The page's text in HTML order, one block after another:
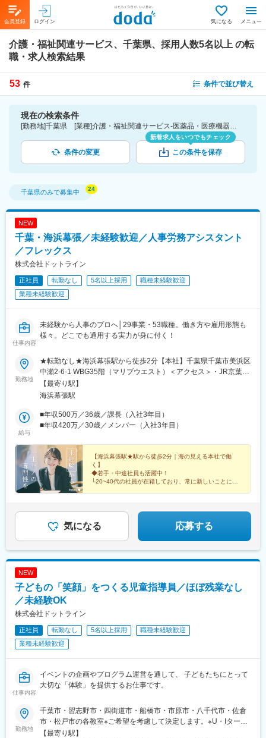
会員登録 ログイン 気になる メニュー
介護・福祉関連サービス、千葉県、採用人数5名以上 の転
職・求人検索結果
53 件 条件で並び替え
現在の検索条件
[勤務地]千葉県 [業種]介護・福祉関連サービス-医薬品・医療機器・ライフサイエンス・医療系サービス [詳細条件](募集・採用情報)採用人数5名以上
条件の変更
新着求人をいつでもチェック
この条件を保存
千葉県のみで募集中
NEW
千葉・海浜幕張／未経験歓迎／人事労務アシスタント
／フレックス
株式会社ドットライン
正社員 転勤なし 5名以上採用
職種未経験歓迎
業種未経験歓迎
仕事内容
未経験から人事のプロへ│29事業・53職種。働き方や雇用形態も
様々。どこでも通用する実力が身に付く！
勤務地
★転勤なし★海浜幕張駅から徒歩2分【本社】千葉県千葉市美浜区
中瀬2-6-1 WBG35階（マリブウエスト）＜アクセス＞・JR京葉線
「海浜幕張駅」南口より徒歩2分◆柔軟な勤務も可能！基本は出社
ベースですが、事情に応じて在宅勤務を相談できます。例えば、
働き方に制約が多くて両立が大変...なんてことがないので腰を据
えて長く働ける職場です！※受動喫煙対策有：禁煙
【最寄り駅】
海浜幕張駅
給与
■年収500万／36歳／課長（入社3年目）
■年収420万／30歳／メンバー（入社3年目）
【海浜幕張駅★駅から徒歩2分｜海の見える本社で働
く】
◆若手・中途社員も活躍中！
└20~40代の社員が在籍しており、常に新しいことに取
気になる 応募する
NEW
子どもの「笑顔」をつくる児童指導員／ほぼ残業なし
／未経験OK
株式会社ドットライン
正社員 転勤なし 5名以上採用
職種未経験歓迎
業種未経験歓迎
仕事内容
イベントの企画やプログラム運営を通して、 子どもたちにとって
大切な「体験」を提供するお仕事です。
勤務地
千葉市・習志野市・四街道市・船橋市・市原市・八千代市・佐倉
市・松戸市の各教室※ご希望を考慮して決定します。※U・Iターン
も歓迎※転居を伴う転勤なし【配属先】■千葉市中央区・千葉中
【最寄り駅】